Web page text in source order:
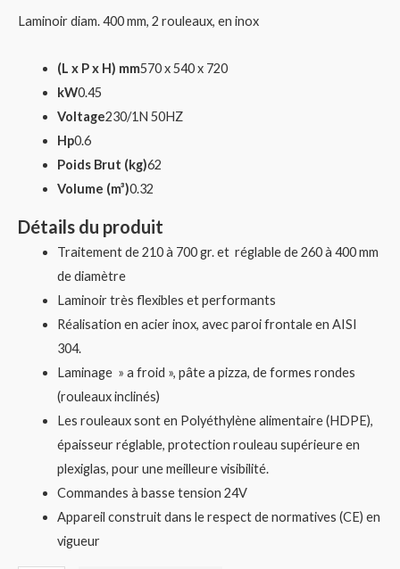
Laminoir diam. 400 mm, 2 rouleaux, en inox
(L x P x H) mm570 x 540 x 720
kW0.45
Voltage230/1N 50HZ
Hp0.6
Poids Brut (kg)62
Volume (m³)0.32
Détails du produit
Traitement de 210 à 700 gr. et réglable de 260 à 400 mm
de diamètre
Laminoir très flexibles et performants
Réalisation en acier inox, avec paroi frontale en AISI
304.
Laminage » a froid », pâte a pizza, de formes rondes
(rouleaux inclinés)
Les rouleaux sont en Polyéthylène alimentaire (HDPE),
épaisseur réglable, protection rouleau supérieure en
plexiglas, pour une meilleure visibilité.
Commandes à basse tension 24V
Appareil construit dans le respect de normatives (CE) en
vigueur